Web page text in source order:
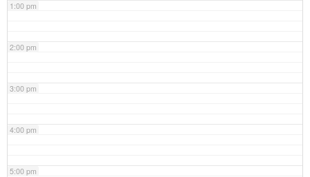
1:00 pm
2:00 pm
3:00 pm
4:00 pm
5:00 pm